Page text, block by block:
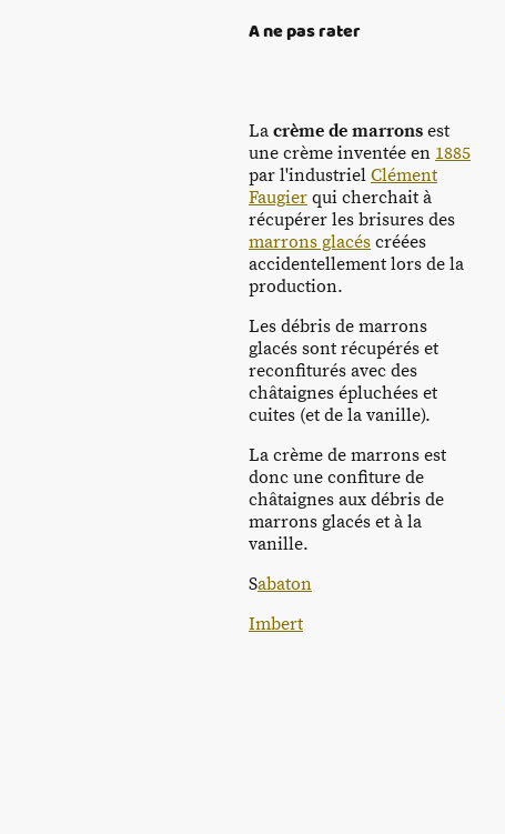
A ne pas rater
La crème de marrons est
une crème inventée en 1885
par l'industriel Clément
Faugier qui cherchait à
récupérer les brisures des
marrons glacés créées
accidentellement lors de la
production.
Les débris de marrons
glacés sont récupérés et
reconfiturés avec des
châtaignes épluchées et
cuites (et de la vanille).
La crème de marrons est
donc une confiture de
châtaignes aux débris de
marrons glacés et à la
vanille.
Sabaton
Imbert